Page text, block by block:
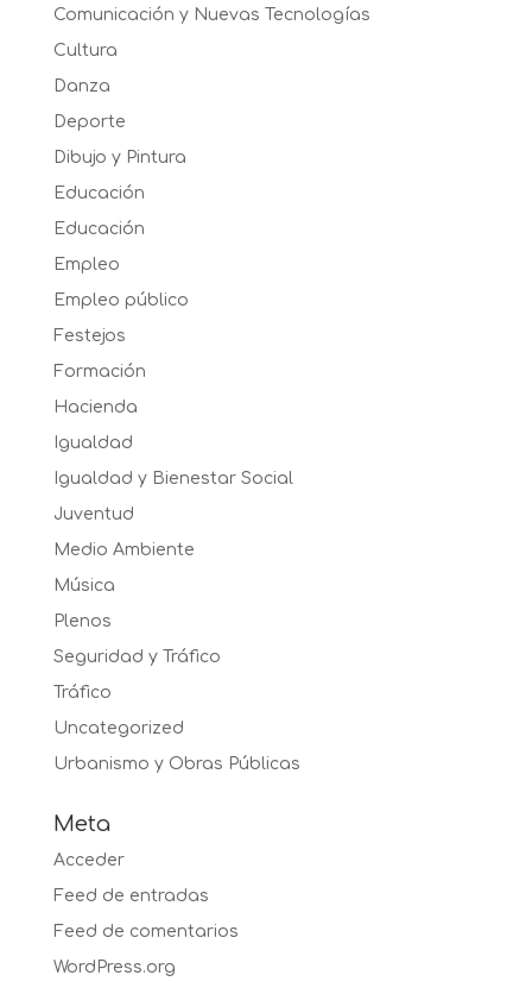
Comunicación y Nuevas Tecnologías
Cultura
Danza
Deporte
Dibujo y Pintura
Educación
Educación
Empleo
Empleo público
Festejos
Formación
Hacienda
Igualdad
Igualdad y Bienestar Social
Juventud
Medio Ambiente
Música
Plenos
Seguridad y Tráfico
Tráfico
Uncategorized
Urbanismo y Obras Públicas
Meta
Acceder
Feed de entradas
Feed de comentarios
WordPress.org